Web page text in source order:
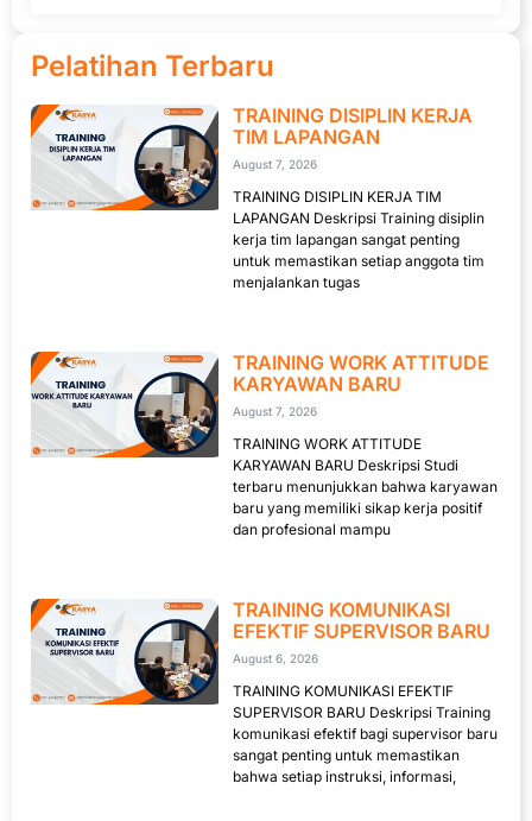
Pelatihan Terbaru
TRAINING DISIPLIN KERJA
TIM LAPANGAN
August 7, 2026
TRAINING DISIPLIN KERJA TIM
LAPANGAN Deskripsi Training disiplin
kerja tim lapangan sangat penting
untuk memastikan setiap anggota tim
menjalankan tugas
TRAINING WORK ATTITUDE
KARYAWAN BARU
August 7, 2026
TRAINING WORK ATTITUDE
KARYAWAN BARU Deskripsi Studi
terbaru menunjukkan bahwa karyawan
baru yang memiliki sikap kerja positif
dan profesional mampu
TRAINING KOMUNIKASI
EFEKTIF SUPERVISOR BARU
August 6, 2026
TRAINING KOMUNIKASI EFEKTIF
SUPERVISOR BARU Deskripsi Training
komunikasi efektif bagi supervisor baru
sangat penting untuk memastikan
bahwa setiap instruksi, informasi,